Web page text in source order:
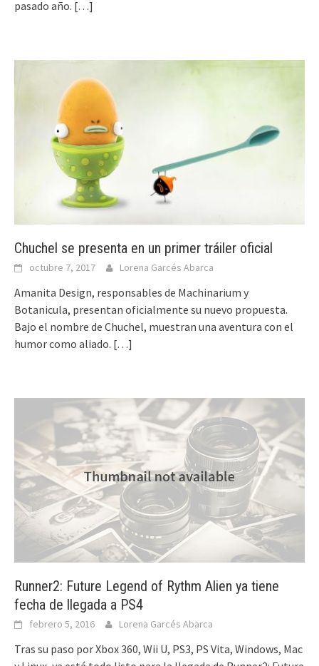
pasado año. […]
Chuchel se presenta en un primer tráiler oficial
octubre 7, 2017 Lorena Garcés Abarca
Amanita Design, responsables de Machinarium y
Botanicula, presentan oficialmente su nuevo propuesta.
Bajo el nombre de Chuchel, muestran una aventura con el
humor como aliado. […]
Runner2: Future Legend of Rythm Alien ya tiene
fecha de llegada a PS4
febrero 5, 2016 Lorena Garcés Abarca
Tras su paso por Xbox 360, Wii U, PS3, PS Vita, Windows, Mac